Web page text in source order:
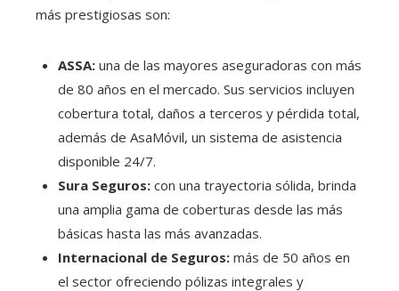
más prestigiosas son:
ASSA: una de las mayores aseguradoras con más
de 80 años en el mercado. Sus servicios incluyen
cobertura total, daños a terceros y pérdida total,
además de AsaMóvil, un sistema de asistencia
disponible 24/7.
Sura Seguros: con una trayectoria sólida, brinda
una amplia gama de coberturas desde las más
básicas hasta las más avanzadas.
Internacional de Seguros: más de 50 años en
el sector ofreciendo pólizas integrales y